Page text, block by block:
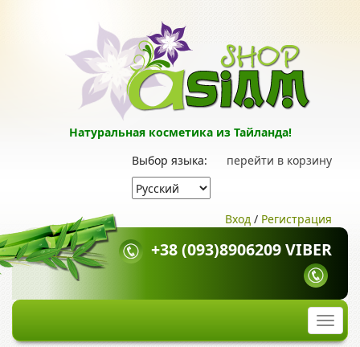
Натуральная косметика из Тайланда!
перейти в корзину
Выбор языка:
Вход / Регистрация
+38 (093)8906209 VIBER